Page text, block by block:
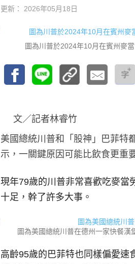
更新： 2026年05月18日
圖為川普於2024年10月在賓州麥
文／記者林睿竹
美國總統川普和「股神」巴菲特
示，一關鍵原因可能比飲食更重
現年79歲的川普非常喜歡吃麥當
十足，幹了許多大事。
圖為美國總統川普在德州一家快餐
高齡95歲的巴菲特也同樣偏愛速